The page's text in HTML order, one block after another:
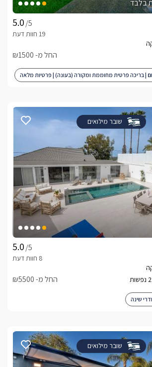
בלבד
/5
החל מ- ₪1500
| בריכה פרטית מחוממת ומקורה (בעונה) | פרטיות מלאה
שובר מילואים
/5
החל מ- ₪5500
שובר מילואים